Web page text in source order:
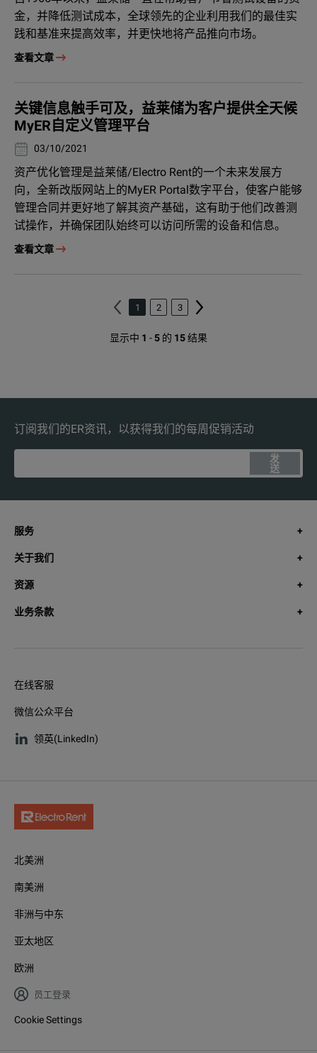
金，并降低测试成本，全球领先的企业利用我们的最佳实
践和基准来提高效率，并更快地将产品推向市场。
查看文章
关键信息触手可及，益莱储为客户提供全天候
MyER自定义管理平台
03/10/2021
资产优化管理是益莱储/Electro Rent的一个未来发展方
向，全新改版网站上的MyER Portal数字平台，使客户能够
管理合同并更好地了解其资产基础，这有助于他们改善测
试操作，并确保团队始终可以访问所需的设备和信息。
查看文章
1 2 3
显示中 1 - 5 的 15结果
订阅我们的ER资讯，以获得我们的每周促销活动
发
送
服务
关于我们
资源
业务条款
在线客服
微信公众平台
领英(LinkedIn)
北美洲
南美洲
非洲与中东
亚太地区
欧洲
员工登录
Cookie Settings